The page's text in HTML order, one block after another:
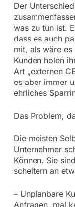
Der
was zu tun ist.
dass es auch
mit, als wäre es
Kunden holen
Art „externen
es aber immer
ehrliches
Das Problem,
Die meisten
Unternehmer
Können. Sie
scheitern an
– Unplanbare
Anfragen, mal